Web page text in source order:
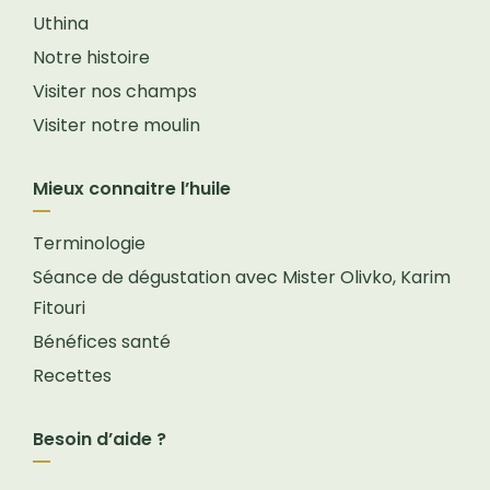
Uthina
Notre histoire
Visiter nos champs
Visiter notre moulin
Mieux connaitre l’huile
Terminologie
Séance de dégustation avec Mister Olivko, Karim
Fitouri
Bénéfices santé
Recettes
Besoin d’aide ?